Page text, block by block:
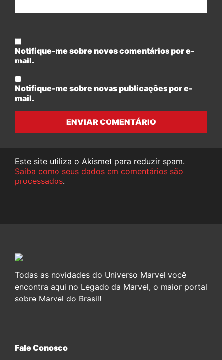
Notifique-me sobre novos comentários por e-
mail.
Notifique-me sobre novas publicações por e-
mail.
ENVIAR COMENTÁRIO
Este site utiliza o Akismet para reduzir spam.
Saiba como seus dados em comentários são
processados.
Todas as novidades do Universo Marvel você
encontra aqui no Legado da Marvel, o maior portal
sobre Marvel do Brasil!
Fale Conosco